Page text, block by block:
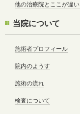
他の治療院とここが違
当院について
施術者プロフィール
院内のようす
施術の流れ
検査について